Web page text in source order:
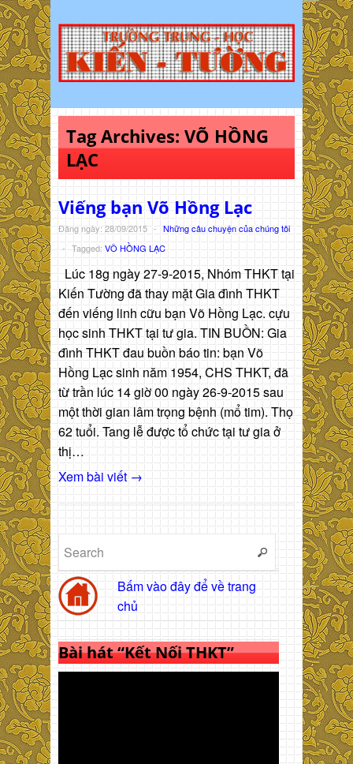
Tag Archives: VÕ HỒNG
LẠC
Viếng bạn Võ Hồng Lạc
Đăng ngày: 28/09/2015 - Những câu chuyện của chúng tôi
- Tagged: VÕ HỒNG LẠC
Lúc 18g ngày 27-9-2015, Nhóm THKT tại
Kiến Tường đã thay mặt Gia đình THKT
đến viếng linh cữu bạn Võ Hồng Lạc. cựu
học sinh THKT tại tư gia. TIN BUỒN: Gia
đình THKT đau buồn báo tin: bạn Võ
Hồng Lạc sinh năm 1954, CHS THKT, đã
từ trần lúc 14 giờ 00 ngày 26-9-2015 sau
một thời gian lâm trọng bệnh (mổ tim). Thọ
62 tuổi. Tang lễ được tổ chức tại tư gia ở
thị…
Xem bài viết →
Bấm vào đây để về trang
chủ
Bài hát “Kết Nối THKT”